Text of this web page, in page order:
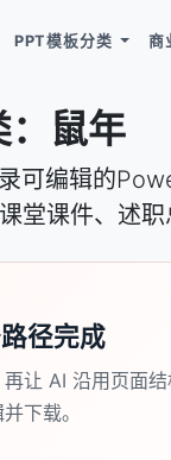
PPT模板分类 商
：鼠年
可编辑的
堂课件、述
径完成
让 AI 沿用页面结
下载。